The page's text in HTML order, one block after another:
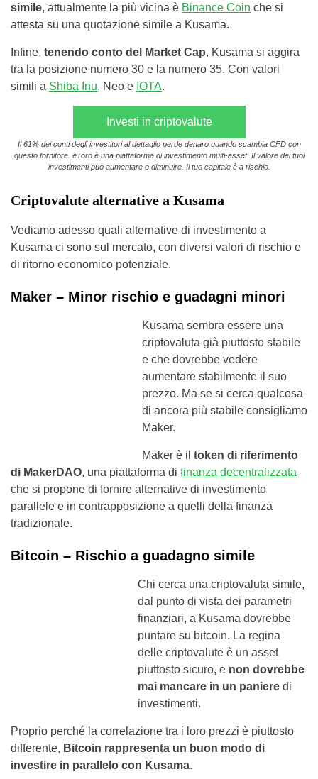
simile, attualmente la più vicina è Binance Coin che si
attesta su una quotazione simile a Kusama.
Infine, tenendo conto del Market Cap, Kusama si aggira
tra la posizione numero 30 e la numero 35. Con valori
simili a Shiba Inu, Neo e IOTA.
Investi in criptovalute
Il 61% dei conti degli investitori al dettaglio perde denaro quando scambia CFD con
questo fornitore. eToro è una piattaforma di investimento multi-asset. Il valore dei tuoi
investimenti può aumentare o diminuire. Il tuo capitale è a rischio.
Criptovalute alternative a Kusama
Vediamo adesso quali alternative di investimento a
Kusama ci sono sul mercato, con diversi valori di rischio e
di ritorno economico potenziale.
Maker – Minor rischio e guadagni minori
Kusama sembra essere una
criptovaluta già piuttosto stabile
e che dovrebbe vedere
aumentare stabilmente il suo
prezzo. Ma se si cerca qualcosa
di ancora più stabile consigliamo
Maker.
Maker è il token di riferimento
di MakerDAO, una piattaforma di finanza decentralizzata
che si propone di fornire alternative di investimento
parallele e in contrapposizione a quelli della finanza
tradizionale.
Bitcoin – Rischio a guadagno simile
Chi cerca una criptovaluta simile,
dal punto di vista dei parametri
finanziari, a Kusama dovrebbe
puntare su bitcoin. La regina
delle criptovalute è un asset
piuttosto sicuro, e non dovrebbe
mai mancare in un paniere di
investimenti.
Proprio perché la correlazione tra i loro prezzi è piuttosto
differente, Bitcoin rappresenta un buon modo di
investire in parallelo con Kusama.